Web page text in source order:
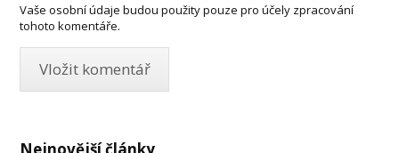
Vaše osobní údaje budou použity pouze pro účely zpracování
tohoto komentáře.